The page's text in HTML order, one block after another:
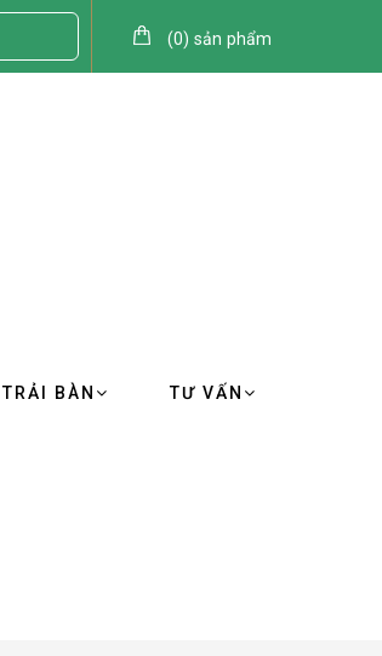
(0) sản phẩm
BÀN TƯ VẤN